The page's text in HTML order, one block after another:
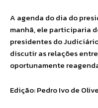
A agenda do dia do
manhã, ele participaria
presidentes do
discutir as relações
oportunamente
Edição: Pedro Ivo de